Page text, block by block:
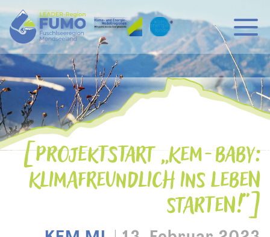
Hauptnavigation
Zum Inhalt
PROJEKTSTART „KEM-BABY:
KLIMAFREUNDLICH INS LEBEN
STARTEN!“